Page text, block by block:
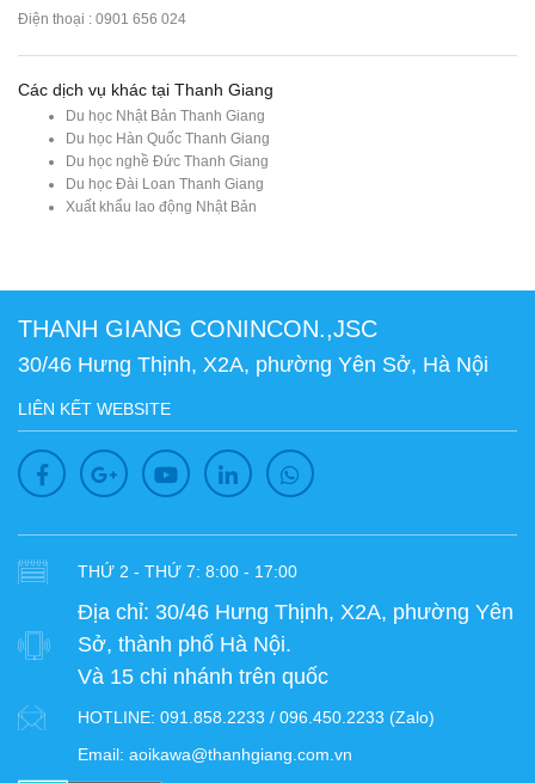
Điện thoại : 0901 656 024
Các dịch vụ khác tại Thanh Giang
Du học Nhật Bản Thanh Giang
Du học Hàn Quốc Thanh Giang
Du học nghề Đức Thanh Giang
Du học Đài Loan Thanh Giang
Xuất khẩu lao động Nhật Bản
THANH GIANG CONINCON.,JSC
30/46 Hưng Thịnh, X2A, phường Yên Sở, Hà Nội
LIÊN KẾT WEBSITE
THỨ 2 - THỨ 7: 8:00 - 17:00
Địa chỉ: 30/46 Hưng Thịnh, X2A, phường Yên
Sở, thành phố Hà Nội.
Và 15 chi nhánh trên quốc
HOTLINE: 091.858.2233 / 096.450.2233 (Zalo)
Email: aoikawa@thanhgiang.com.vn